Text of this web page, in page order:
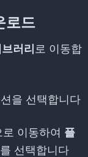
로드
러리 로 이동합
을 선택합니다
로 이동하여 플
를 선택합니다